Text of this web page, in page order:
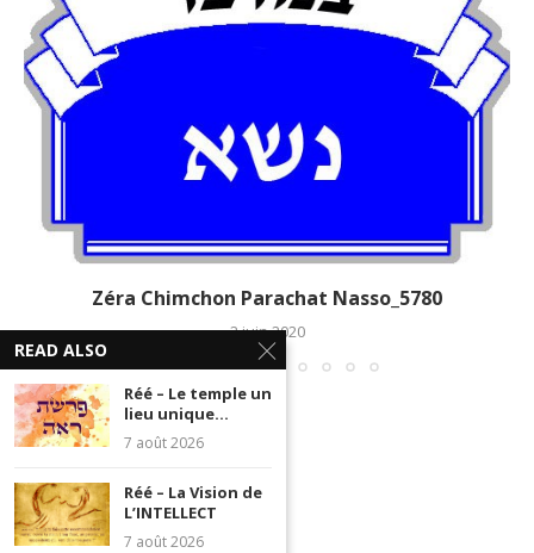
Zéra Chimchon Parachat Nasso_5780
2 juin 2020
READ ALSO
Réé – Le temple un
lieu unique...
7 août 2026
Réé – La Vision de
L’INTELLECT
7 août 2026